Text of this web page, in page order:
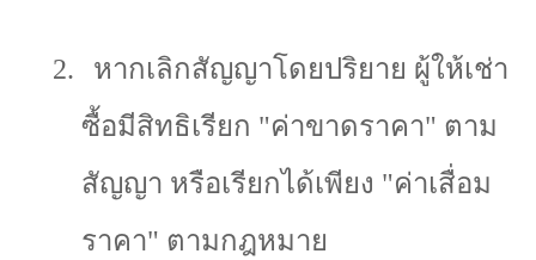
2.
หากเลิกสัญญาโดยปริยาย ผู้ให้เช่า
ซื้อมีสิทธิเรียก "ค่าขาดราคา" ตาม
สัญญา หรือเรียกได้เพียง "ค่าเสื่อม
ราคา" ตามกฎหมาย